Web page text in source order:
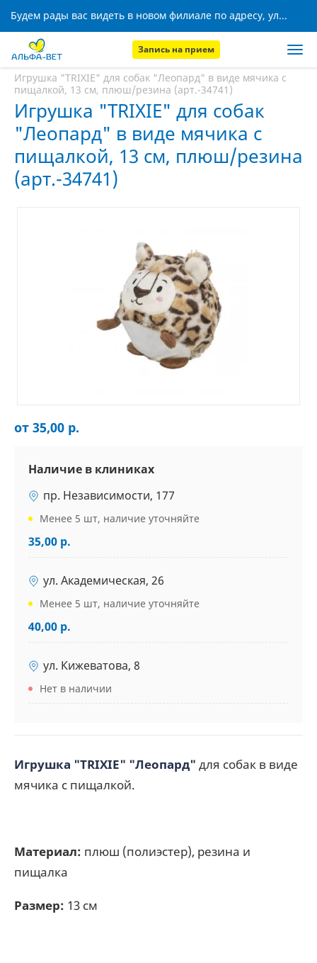
Будем рады вас видеть в новом филиале по адресу, ул. Кижеватова, 8!
Запись на прием
Главная
Игрушка "TRIXIE" для собак "Леопард" в виде мячика с
пищалкой, 13 см, плюш/резина (арт.-34741)
Игрушка "TRIXIE" для собак
"Леопард" в виде мячика с
пищалкой, 13 см, плюш/резина
(арт.-34741)
от 35,00 р.
Наличие в клиниках
пр. Независимости, 177
Менее 5 шт, наличие уточняйте
35,00 р.
ул. Академическая, 26
Менее 5 шт, наличие уточняйте
40,00 р.
ул. Кижеватова, 8
Нет в наличии
Игрушка "TRIXIE" "Леопард" для собак в виде
мячика с пищалкой.
Материал: плюш (полиэстер), резина и
пищалка
Размер: 13 см